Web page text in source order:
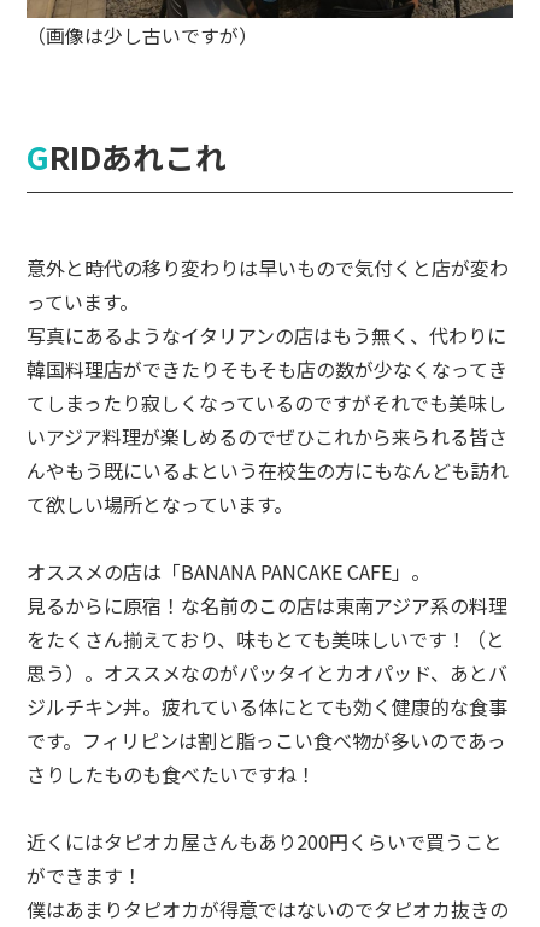
（画像は少し古いですが）
GRIDあれこれ
意外と時代の移り変わりは早いもので気付くと店が変わ
っています。
写真にあるようなイタリアンの店はもう無く、代わりに
韓国料理店ができたりそもそも店の数が少なくなってき
てしまったり寂しくなっているのですがそれでも美味し
いアジア料理が楽しめるのでぜひこれから来られる皆さ
んやもう既にいるよという在校生の方にもなんども訪れ
て欲しい場所となっています。
オススメの店は「BANANA PANCAKE CAFE」。
見るからに原宿！な名前のこの店は東南アジア系の料理
をたくさん揃えており、味もとても美味しいです！（と
思う）。オススメなのがパッタイとカオパッド、あとバ
ジルチキン丼。疲れている体にとても効く健康的な食事
です。フィリピンは割と脂っこい食べ物が多いのであっ
さりしたものも食べたいですね！
近くにはタピオカ屋さんもあり200円くらいで買うこと
ができます！
僕はあまりタピオカが得意ではないのでタピオカ抜きの